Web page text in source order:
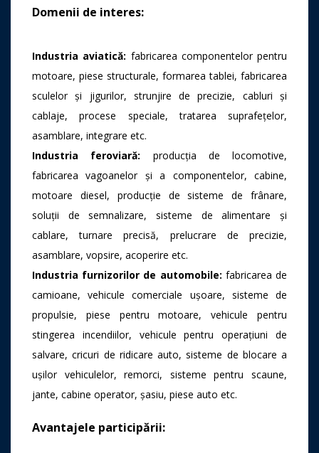
Domenii de interes:
Industria aviatică: fabricarea componentelor pentru
motoare, piese structurale, formarea tablei, fabricarea
sculelor și jigurilor, strunjire de precizie, cabluri și
cablaje, procese speciale, tratarea suprafețelor,
asamblare, integrare etc.
Industria feroviară: producția de locomotive,
fabricarea vagoanelor și a componentelor, cabine,
motoare diesel, producție de sisteme de frânare,
soluții de semnalizare, sisteme de alimentare și
cablare, turnare precisă, prelucrare de precizie,
asamblare, vopsire, acoperire etc.
Industria furnizorilor de automobile: fabricarea de
camioane, vehicule comerciale ușoare, sisteme de
propulsie, piese pentru motoare, vehicule pentru
stingerea incendiilor, vehicule pentru operațiuni de
salvare, cricuri de ridicare auto, sisteme de blocare a
ușilor vehiculelor, remorci, sisteme pentru scaune,
jante, cabine operator, șasiu, piese auto etc.
Avantajele participării: